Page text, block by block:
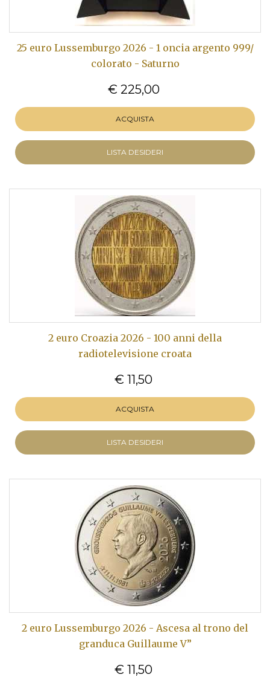
25 euro Lussemburgo 2026 - 1 oncia argento 999/
colorato - Saturno
€ 225,00
ACQUISTA
LISTA DESIDERI
2 euro Croazia 2026 - 100 anni della
radiotelevisione croata
€ 11,50
ACQUISTA
LISTA DESIDERI
2 euro Lussemburgo 2026 - Ascesa al trono del
granduca Guillaume V”
€ 11,50